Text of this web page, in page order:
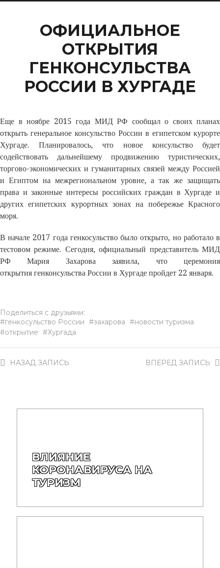
ОФИЦИАЛЬНОЕ
ОТКРЫТИЯ
ГЕНКОНСУЛЬСТВА
РОССИИ В ХУРГАДЕ
Еще в ноябре 2015 года МИД РФ сообщал о своих планах
открыть генеральное консульство России в египетском курорте
Хургаде. Планировалось, что новое консульство будет
содействовать дальнейшему продвижению туристических,
торгово-экономических и гуманитарных связей между Россией
и Египтом на межрегиональном уровне, а так же защищать
права и законные интересы российских граждан в Хургаде и
других египетских курортных зонах на побережье Красного
моря.
В начале 2017 года генкосульство было открыто, но работало в
тестовом режиме. Сегодня, официальный представитель МИД
РФ Мария Захарова заявила, что церемония
открытия генконсульства России в Хургаде пройдет 22 января.
Поделиться с друзьями:
генкосульство России
захарова
новости туризма
открытие
Хургада
ВПЕРЕД ЗАПИСЬ
НАЗАД ЗАПИСЬ
ВЛИЯНИЕ
КОРОНАВИРУСА НА
ТУРИЗМ